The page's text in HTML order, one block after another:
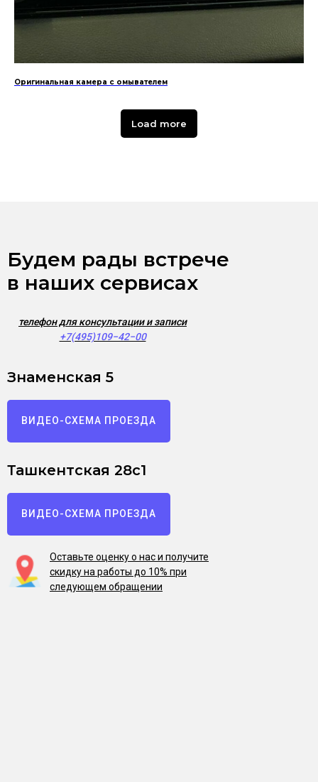
Оригинальная камера с омывателем
Load more
Будем рады встрече
в наших сервисах
телефон для консультации и записи
+7(495)109−42−00
Знаменская 5
ВИДЕО-СХЕМА ПРОЕЗДА
Ташкентская 28с1
ВИДЕО-СХЕМА ПРОЕЗДА
Оставьте оценку о нас и получите
скидку на работы до 10% при
следующем обращении